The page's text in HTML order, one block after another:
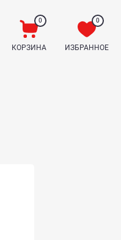
0
КОРЗИНА
0
ИЗБРАННОЕ